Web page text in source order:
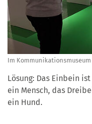
Im Kommunikationsmuseum
Lösung: Das Einbein
ein Mensch, das
ein Hund.